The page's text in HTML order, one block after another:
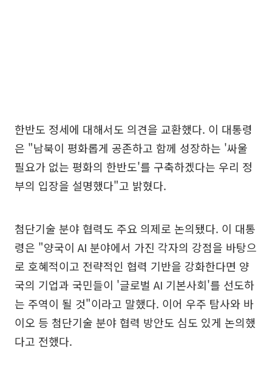
한반도 정세에 대해서도 의견을 교환했다. 이 대통령
은 "남북이 평화롭게 공존하고 함께 성장하는 '싸울
필요가 없는 평화의 한반도'를 구축하겠다는 우리 정
부의 입장을 설명했다"고 밝혔다.
첨단기술 분야 협력도 주요 의제로 논의됐다. 이 대통
령은 "양국이 AI 분야에서 가진 각자의 강점을 바탕으
로 호혜적이고 전략적인 협력 기반을 강화한다면 양
국의 기업과 국민들이 '글로벌 AI 기본사회'를 선도하
는 주역이 될 것"이라고 말했다. 이어 우주 탐사와 바
이오 등 첨단기술 분야 협력 방안도 심도 있게 논의했
다고 전했다.